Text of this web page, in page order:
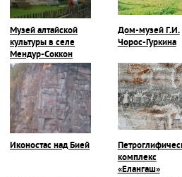
Музей алтайской
культуры в селе
Мендур-Соккон
Дом-музей Г.И.
Чорос-Гуркина
Иконостас над Бией
комплекс
«Елангаш»